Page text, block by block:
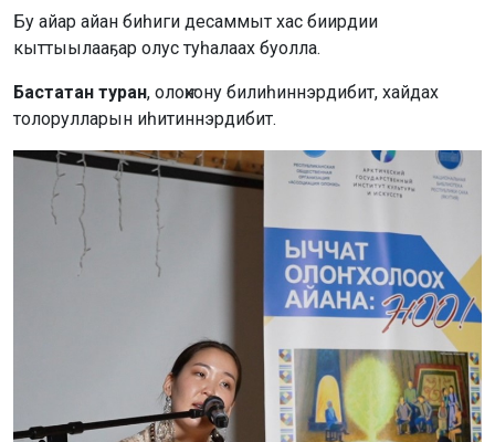
Бу айар айан биһиги десаммыт хас биирдии
кыттыылааҕар олус туһалаах буолла.
Бастатан туран, олоҥхону билиһиннэрдибит, хайдах
толорулларын иһитиннэрдибит.